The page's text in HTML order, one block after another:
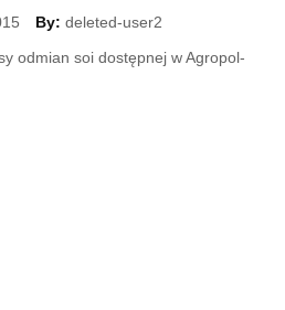
By: deleted-user2
odmian soi dostępnej w Agropol-